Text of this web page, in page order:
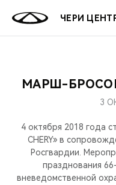
ЧЕРИ
КРОССОВЕРЫ
КРЕДИТ И СТРАХОВАНИЕ
ЗАПЧАСТИ И АКСЕССУАРЫ
ПОДДЕРЖКА
О БРЕНДЕ
CHERY В СОЦСЕТЯХ
КРЕДИТ
О
МЫ В СОЦСЕТЯХ
МАРШ-БРОСОК
3
4 октября 2018 года
CHERY» в
Росгвардии.
празднования
вневедомственной